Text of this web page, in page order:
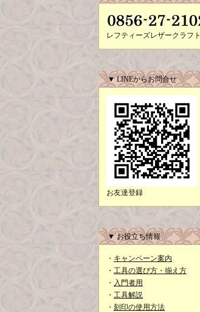
レフティーズレザークラフト
▼ LINEからお問合せ
お友達登録
▼ お役立ち情報
・ キャンペーン案内
・ 工具の選び方・揃え方
・ 入門者用
・ 工具解説
・ 刻印の使用方法